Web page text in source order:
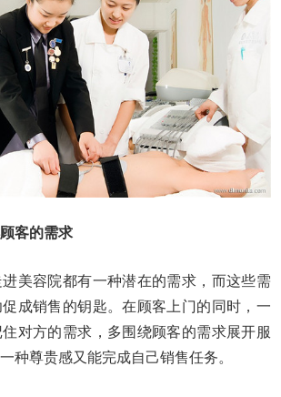
客的需求
容院都有一种潜在的需求，而这些需
成销售的钥匙。在顾客上门的同时，一
对方的需求，多围绕顾客的需求展开服
种尊贵感又能完成自己销售任务。